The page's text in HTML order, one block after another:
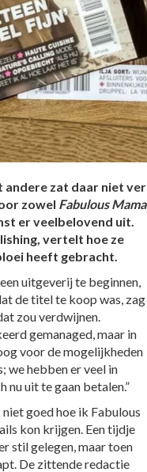
zat daar niet ver
zowel Fabulous Mama
er veelbelovend uit.
vertelt hoe ze
heeft gebracht.
uitgeverij te beginnen,
de titel te koop was, zag
zou verdwijnen.
gemanaged, maar in
voor de mogelijkheden
we hebben er veel in
nu uit te gaan betalen.”
goed hoe ik Fabulous
kon krijgen. Een tijdje
stil gelegen, maar toen
De zittende redactie